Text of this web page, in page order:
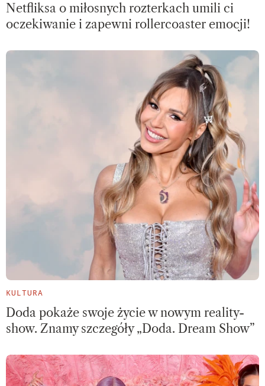
Netfliksa o miłosnych rozterkach umili ci
oczekiwanie i zapewni rollercoaster emocji!
KULTURA
Doda pokaże swoje życie w nowym reality-
show. Znamy szczegóły „Doda. Dream Show”